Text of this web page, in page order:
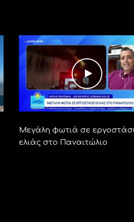
Μεγάλη φωτιά σε
ελιάς στο Παναιτώλιο